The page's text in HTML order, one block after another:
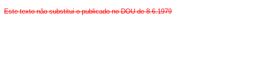
Este texto não substitui o publicado no DOU de 8.6.1979